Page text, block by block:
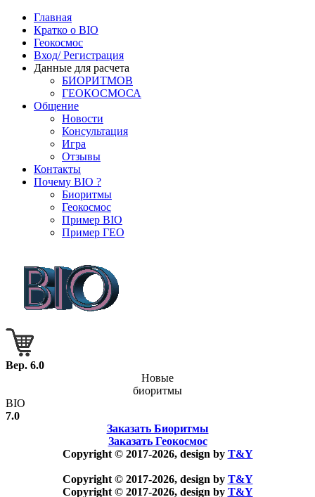
Главная
Кратко о BIO
Геокосмос
Вход/ Регистрация
Данные для расчета
БИОРИТМОВ
ГЕОКОСМОСА
Общение
Новости
Консультация
Игра
Отзывы
Контакты
Почему BIO ?
Биоритмы
Геокосмос
Пример BIO
Пример ГЕО
Вер. 6.0
Новые
биоритмы
BIO
7.0
Заказать Биоритмы
Заказать Геокосмос
Copyright © 2017-2026, design by T&Y
Copyright © 2017-2026, design by T&Y
Copyright © 2017-2026, design by T&Y